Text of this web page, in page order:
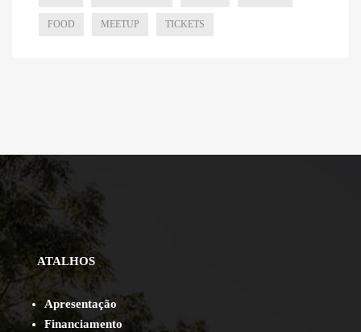
FOOD MEETUP TICKETS
ATALHOS
Apresentação
Financiamento